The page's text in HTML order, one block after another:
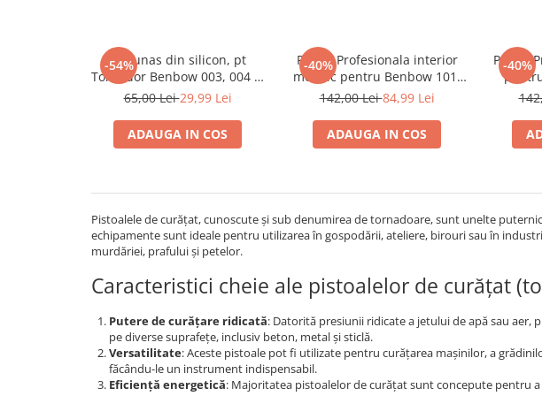
-54%
Furtunas din silicon, pt
Tornador Benbow 003, 004 si
Autotool
65,00 Lei29,99 Lei
ADAUGA IN COS
-40%
Palnie Profesionala interior
metalic pentru Benbow 101,
100
142,00 Lei84,99 Lei
ADAUGA IN COS
-40%
Palnie
Pistoalele de curățat, cunoscute și sub denumirea de tornadoare, sunt unelte
echipamente sunt ideale pentru utilizarea în gospodării, ateliere, birouri sau în
murdăriei, prafului și petelor.
Caracteristici cheie ale pistoalelor de curățat
Putere de curățare ridicată: Datorită presiunii ridicate a jetului de apă sau
pe diverse suprafețe, inclusiv beton, metal și sticlă.
Versatilitate: Aceste pistoale pot fi utilizate pentru curățarea mașinilor, a
făcându-le un instrument indispensabil.
Eficiență energetică: Majoritatea pistoalelor de curățat sunt concepute pentru